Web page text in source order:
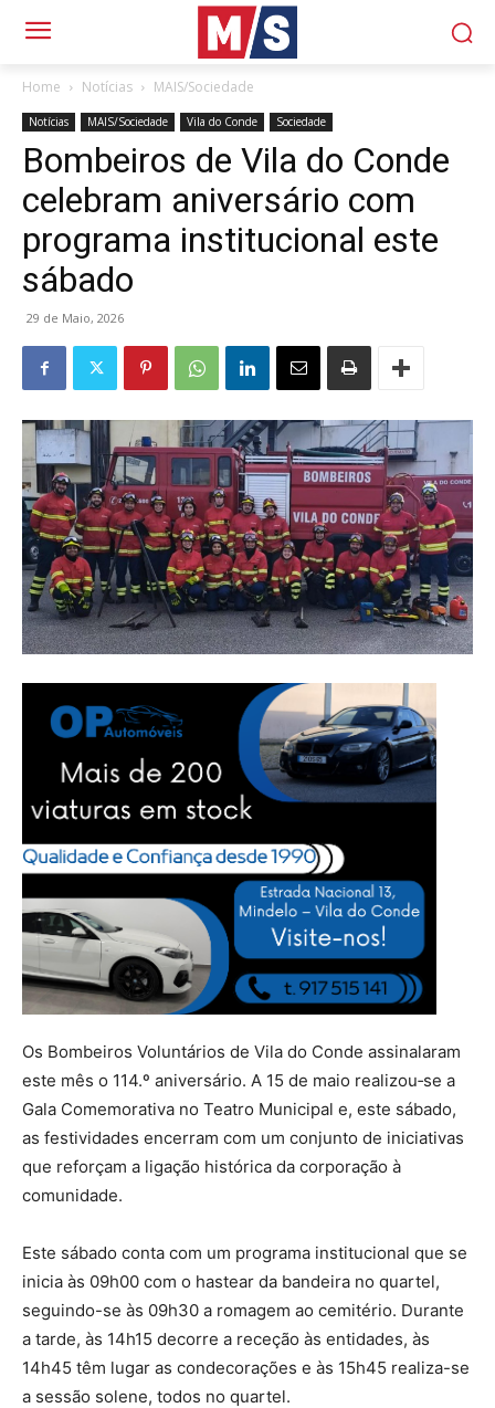
Home Notícias MAIS/Sociedade
Notícias MAIS/Sociedade Vila do Conde Sociedade
Bombeiros de Vila do Conde
celebram aniversário com
programa institucional este
sábado
29 de Maio, 2026
Os Bombeiros Voluntários de Vila do Conde assinalaram
este mês o 114.º aniversário. A 15 de maio realizou‑se a
Gala Comemorativa no Teatro Municipal e, este sábado,
as festividades encerram com um conjunto de iniciativas
que reforçam a ligação histórica da corporação à
comunidade.
Este sábado conta com um programa institucional que se
inicia às 09h00 com o hastear da bandeira no quartel,
seguindo-se às 09h30 a romagem ao cemitério. Durante
a tarde, às 14h15 decorre a receção às entidades, às
14h45 têm lugar as condecorações e às 15h45 realiza-se
a sessão solene, todos no quartel.